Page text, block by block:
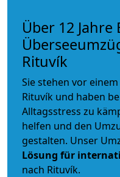
Über 12
Rituvík
Sie stehen vor
Rituvík und haben
Alltagsstress zu
helfen und den
gestalten. Unser
Lösung für
nach Rituvík.